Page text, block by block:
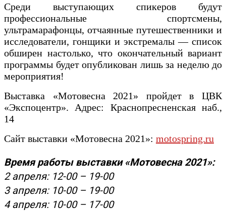
Среди выступающих спикеров будут
профессиональные спортсмены,
ультрамарафонцы, отчаянные путешественники и
исследователи, гонщики и экстремалы — список
обширен настолько, что окончательный вариант
программы будет опубликован лишь за неделю до
мероприятия!
Выставка «Мотовесна 2021» пройдет в ЦВК
«Экспоцентр». Адрес: Краснопресненская наб.,
14
Сайт выставки «Мотовесна 2021»: motospring.ru
Время работы выставки «Мотовесна 2021»:
2 апреля: 12-00 – 19-00
3 апреля: 10-00 – 19-00
4 апреля: 10-00 – 17-00